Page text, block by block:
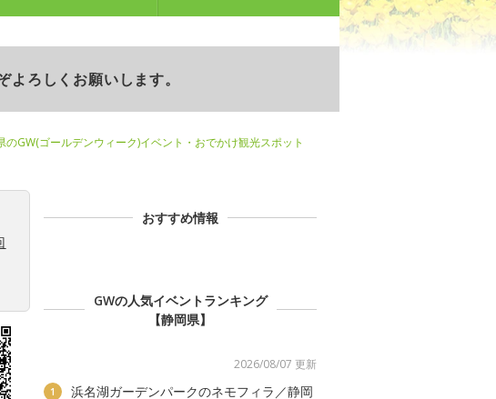
ろしくお願いします。
のGW(ゴールデンウィーク)イベント・おでかけ観光スポット
おすすめ情報
GWの人気イベントランキング
【静岡県】
2026/08/07 更新
1
浜名湖ガーデンパークのネモフィラ／静岡